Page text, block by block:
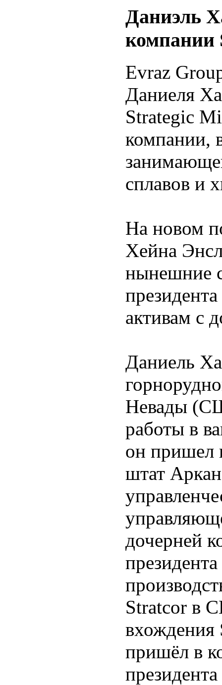
Даниэль
компании
Evraz
Даниеля
Strategic
компании,
сплавов
На новом
Хейна
нынешние
активам с
Даниель
Невады
работы в
он пришел
штат
дочерней
Stratcor в
вхождения
пришёл в